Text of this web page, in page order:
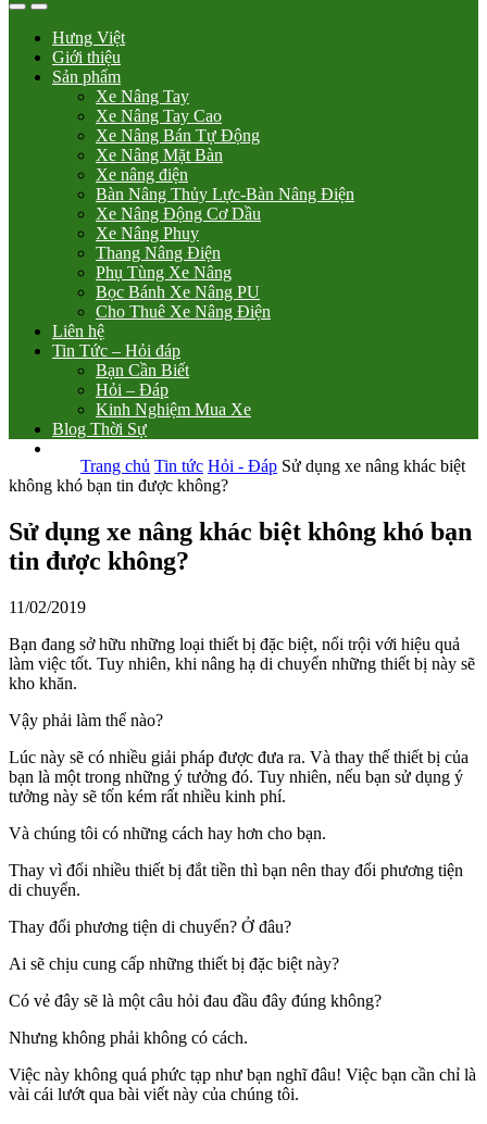
Hưng Việt
Giới thiệu
Sản phẩm
Xe Nâng Tay
Xe Nâng Tay Cao
Xe Nâng Bán Tự Động
Xe Nâng Mặt Bàn
Xe nâng điện
Bàn Nâng Thủy Lực-Bàn Nâng Điện
Xe Nâng Động Cơ Dầu
Xe Nâng Phuy
Thang Nâng Điện
Phụ Tùng Xe Nâng
Bọc Bánh Xe Nâng PU
Cho Thuê Xe Nâng Điện
Liên hệ
Tin Tức – Hỏi đáp
Bạn Cần Biết
Hỏi – Đáp
Kinh Nghiệm Mua Xe
Blog Thời Sự
Trang chủ Tin tức Hỏi - Đáp Sử dụng xe nâng khác biệt
không khó bạn tin được không?
Sử dụng xe nâng khác biệt không khó bạn
tin được không?
11/02/2019
Bạn đang sở hữu những loại thiết bị đặc biệt, nổi trội với hiệu quả
làm việc tốt. Tuy nhiên, khi nâng hạ di chuyển những thiết bị này sẽ
kho khăn.
Vậy phải làm thể nào?
Lúc này sẽ có nhiều giải pháp được đưa ra. Và thay thế thiết bị của
bạn là một trong những ý tưởng đó. Tuy nhiên, nếu bạn sử dụng ý
tưởng này sẽ tốn kém rất nhiều kinh phí.
Và chúng tôi có những cách hay hơn cho bạn.
Thay vì đổi nhiều thiết bị đắt tiền thì bạn nên thay đổi phương tiện
di chuyển.
Thay đổi phương tiện di chuyển? Ở đâu?
Ai sẽ chịu cung cấp những thiết bị đặc biệt này?
Có vẻ đây sẽ là một câu hỏi đau đầu đây đúng không?
Nhưng không phải không có cách.
Việc này không quá phức tạp như bạn nghĩ đâu! Việc bạn cần chỉ là
vài cái lướt qua bài viết này của chúng tôi.